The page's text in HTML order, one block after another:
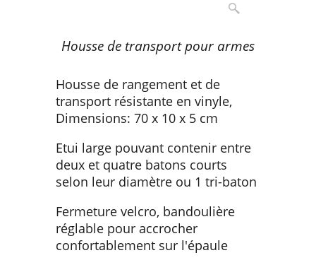
Housse de transport pour armes
Housse de rangement et de
transport résistante en vinyle,
Dimensions: 70 x 10 x 5 cm
Etui large pouvant contenir entre
deux et quatre batons courts
selon leur diamètre ou 1 tri-baton
Fermeture velcro, bandoulière
réglable pour accrocher
confortablement sur l'épaule